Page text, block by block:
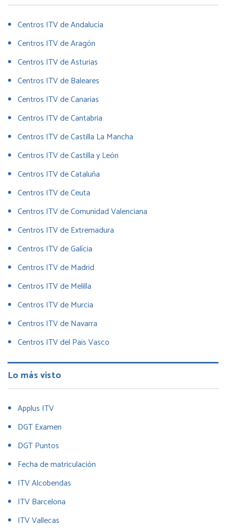
Centros ITV de Andalucía
Centros ITV de Aragón
Centros ITV de Asturias
Centros ITV de Baleares
Centros ITV de Canarias
Centros ITV de Cantabria
Centros ITV de Castilla La Mancha
Centros ITV de Castilla y León
Centros ITV de Cataluña
Centros ITV de Ceuta
Centros ITV de Comunidad Valenciana
Centros ITV de Extremadura
Centros ITV de Galícia
Centros ITV de Madrid
Centros ITV de Melilla
Centros ITV de Murcia
Centros ITV de Navarra
Centros ITV del Pais Vasco
Lo más visto
Applus ITV
DGT Examen
DGT Puntos
Fecha de matriculación
ITV Alcobendas
ITV Barcelona
ITV Vallecas